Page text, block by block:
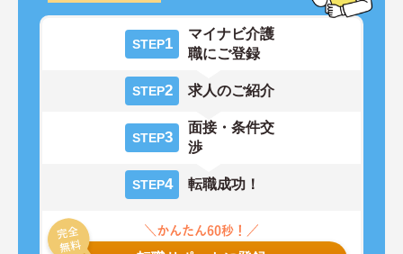
STEP1
マイナビ介護
職にご登録
STEP2 求人のご紹介
STEP3
面接・条件交
渉
STEP4 転職成功！